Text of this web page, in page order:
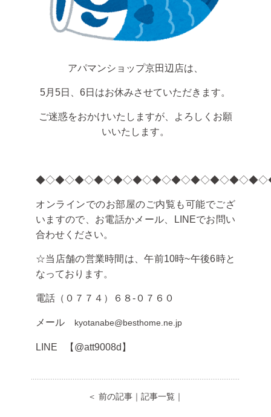
アパマンショップ京田辺店は、
5月5日、6日はお休みさせていただきます。
ご迷惑をおかけいたしますが、よろしくお願
いいたします。
オンラインでのお部屋のご内覧も可能でござ
いますので、お電話かメール、LINEでお問い
合わせください。
☆当店舗の営業時間は、午前10時~午後6時と
なっております。
電話（０７７４）６８-０７６０
メール kyotanabe@besthome.ne.jp
LINE 【@att9008d】
＜ 前の記事｜ 記事一覧｜